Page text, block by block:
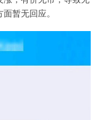
暂无回应。